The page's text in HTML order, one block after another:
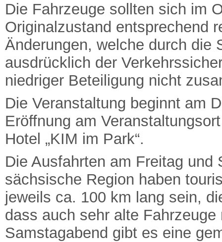
Die Fahrzeuge sollten sich im
Originalzustand entsprechend
Änderungen, welche durch die
ausdrücklich der
niedriger Beteiligung nicht
Die Veranstaltung beginnt am
Eröffnung am
Hotel „KIM im Park“.
Die Ausfahrten am Freitag
sächsische Region haben
jeweils ca. 100 km lang sein,
dass auch sehr alte
Samstagabend gibt es eine